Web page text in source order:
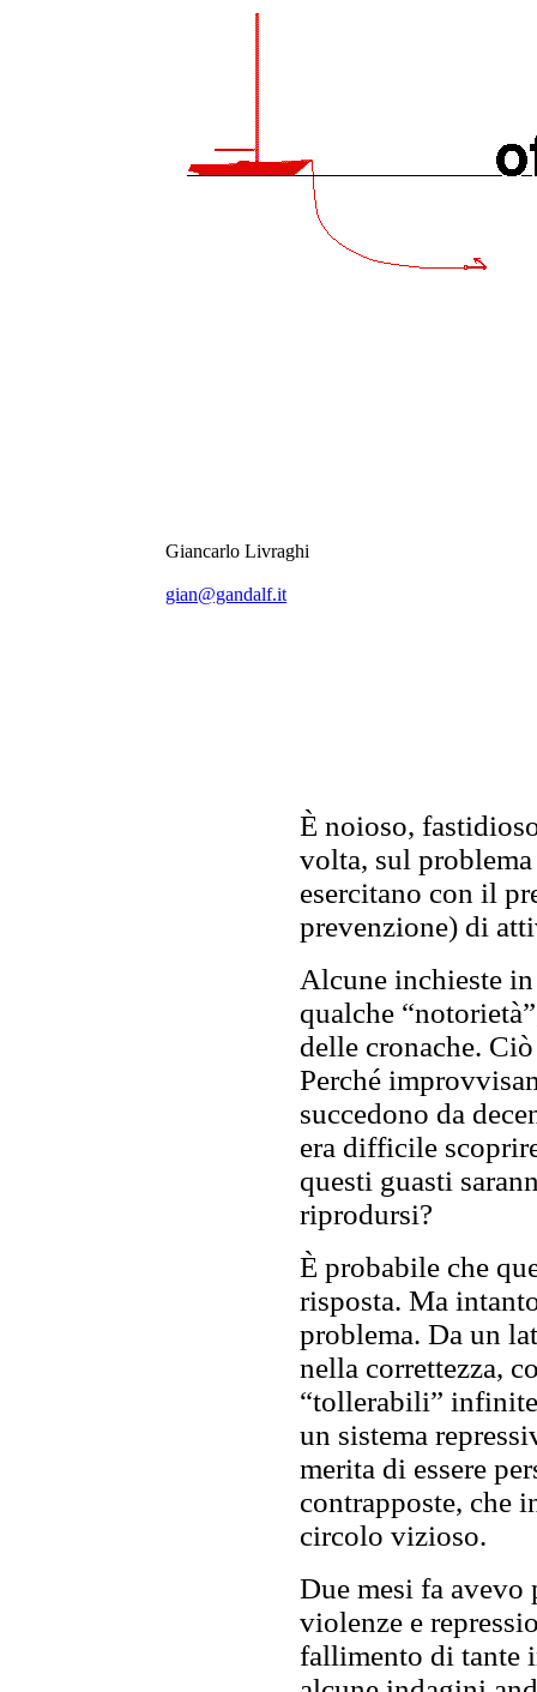
Giancarlo Livraghi
gian@gandalf.it
È noioso,
volta, sul
esercitano con il
prevenzione) di
Alcune inchieste
qualche
delle cronache.
Perché
succedono da
era difficile
questi guasti
riprodursi?
È probabile che
risposta. Ma
problema. Da un
nella correttezza,
“tollerabili”
un sistema
merita di essere
contrapposte, che
circolo vizioso.
Due mesi fa
violenze e
fallimento di tante